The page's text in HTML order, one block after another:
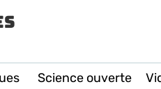
Science ouverte